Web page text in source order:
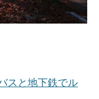
スと地下鉄でル